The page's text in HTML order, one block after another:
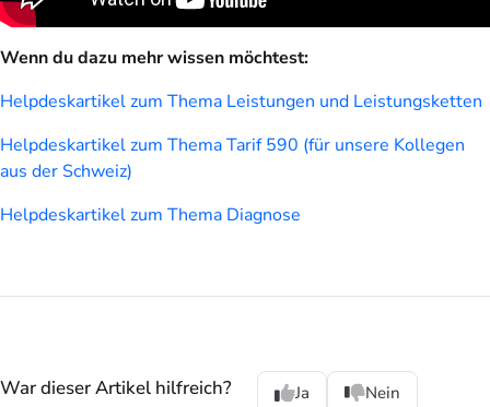
Wenn du dazu mehr wissen möchtest:
Helpdeskartikel zum Thema Leistungen und Leistungsketten
Helpdeskartikel zum Thema Tarif 590 (für unsere Kollegen
aus der Schweiz)
Helpdeskartikel zum Thema Diagnose
War dieser Artikel hilfreich? Ja Nein